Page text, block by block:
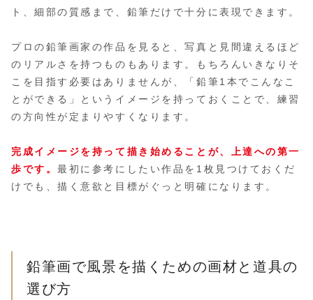
ト、細部の質感まで、鉛筆だけで十分に表現できます。
プロの鉛筆画家の作品を見ると、写真と見間違えるほど
のリアルさを持つものもあります。もちろんいきなりそ
こを目指す必要はありませんが、「鉛筆1本でこんなこ
とができる」というイメージを持っておくことで、練習
の方向性が定まりやすくなります。
完成イメージを持って描き始めることが、上達への第一
歩です。最初に参考にしたい作品を1枚見つけておくだ
けでも、描く意欲と目標がぐっと明確になります。
鉛筆画で風景を描くための画材と道具の
選び方